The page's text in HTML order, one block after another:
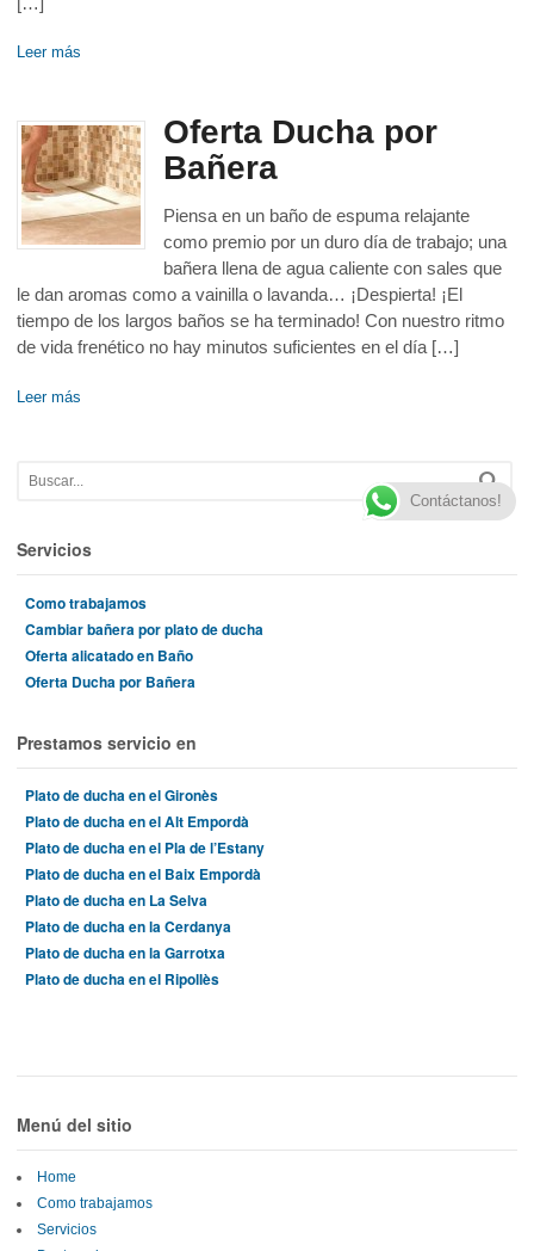
Leer más
Oferta Ducha por
Bañera
Piensa en un baño de espuma relajante
como premio por un duro día de trabajo; una
bañera llena de agua caliente con sales que
le dan aromas como a vainilla o lavanda… ¡Despierta! ¡El
tiempo de los largos baños se ha terminado! Con nuestro ritmo
de vida frenético no hay minutos suficientes en el día […]
Leer más
Servicios
Como trabajamos
Cambiar bañera por plato de ducha
Oferta alicatado en Baño
Oferta Ducha por Bañera
Prestamos servicio en
Plato de ducha en el Gironès
Plato de ducha en el Alt Empordà
Plato de ducha en el Pla de l’Estany
Plato de ducha en el Baix Empordà
Plato de ducha en La Selva
Plato de ducha en la Cerdanya
Plato de ducha en la Garrotxa
Plato de ducha en el Ripollès
Menú del sitio
Home
Como trabajamos
Servicios
Contáctanos!